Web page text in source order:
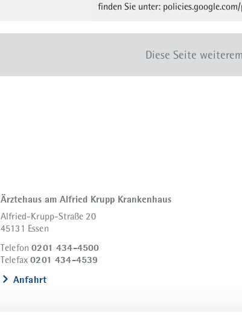
finden Sie unter:
Diese Seite
Ärztehaus am Alfried Krupp Krankenhaus
Alfried-Krupp-Straße 20
45131 Essen
Telefon0201 434-4500
Telefax0201 434-4539
Anfahrt